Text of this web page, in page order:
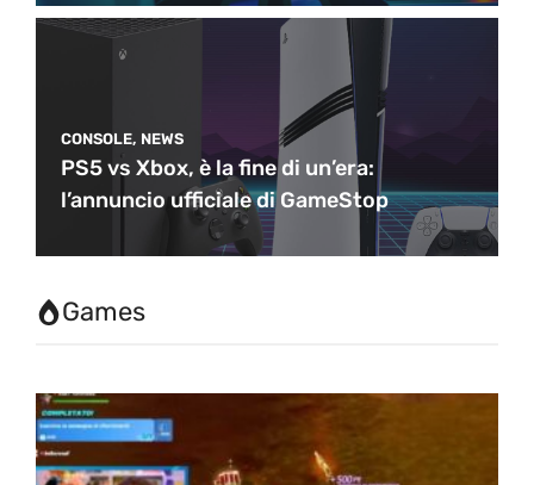
CONSOLE, NEWS
PS5 vs Xbox, è la fine di un’era:
l’annuncio ufficiale di GameStop
Games